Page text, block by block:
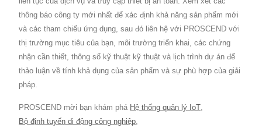
thông báo công ty mới nhất để xác định khả năng sản phẩm mới
và các tham chiếu ứng dụng, sau đó liên hệ với PROSCEND với
thị trường mục tiêu của bạn, môi trường triển khai, các chứng
nhận cần thiết, thông số kỹ thuật kỹ thuật và lịch trình dự án để
thảo luận về tính khả dụng của sản phẩm và sự phù hợp của giải
pháp.
PROSCEND mời bạn khám phá Hệ thống quản lý IoT,
Bộ định tuyến di động công nghiệp,